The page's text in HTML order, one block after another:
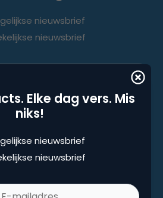
Elke dag vers. Mis
niks!
nieuwsbrief
nieuwsbrief
nieuwsbrief
nieuwsbrief